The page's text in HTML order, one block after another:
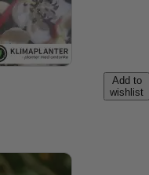
Add to
wishlist